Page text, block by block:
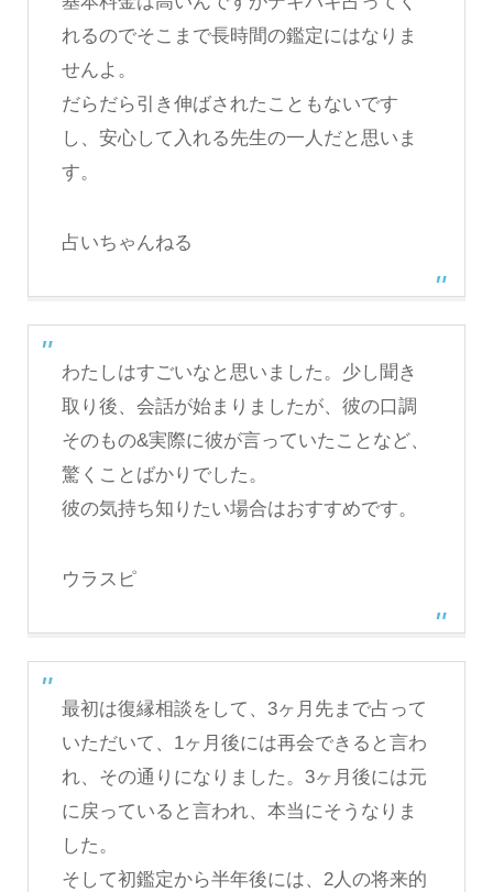
れるのでそこまで長時間の鑑定にはなりま
せんよ。
だらだら引き伸ばされたこともないです
し、安心して入れる先生の一人だと思いま
す。
占いちゃんねる
わたしはすごいなと思いました。少し聞き
取り後、会話が始まりましたが、彼の口調
そのもの&実際に彼が言っていたことなど、
驚くことばかりでした。
彼の気持ち知りたい場合はおすすめです。
ウラスピ
最初は復縁相談をして、3ヶ月先まで占って
いただいて、1ヶ月後には再会できると言わ
れ、その通りになりました。3ヶ月後には元
に戻っていると言われ、本当にそうなりま
した。
そして初鑑定から半年後には、2人の将来的